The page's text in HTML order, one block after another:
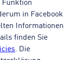
in Facebook
Informationen
finden Sie
. Die